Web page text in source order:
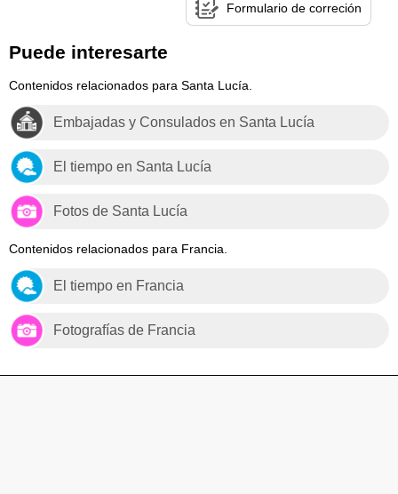
Formulario de correción
Puede interesarte
Contenidos relacionados para Santa Lucía.
Embajadas y Consulados en Santa Lucía
El tiempo en Santa Lucía
Fotos de Santa Lucía
Contenidos relacionados para Francia.
El tiempo en Francia
Fotografías de Francia